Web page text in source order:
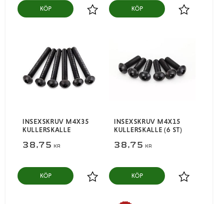
Lägg till i favoriter
KÖP
Lägg till i
KÖP
INSEXSKRUV M4X35
KULLERSKALLE
38,75 KR
Lägg till i favoriter
KÖP
INSEXSKRUV M4X15
KULLERSKALLE (6 ST)
38,75 KR
Lägg till i
KÖP